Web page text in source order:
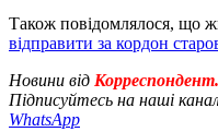
Також повідомлялося, що
відправити за кордон
Новини від
Підписуйтесь на наші
WhatsApp